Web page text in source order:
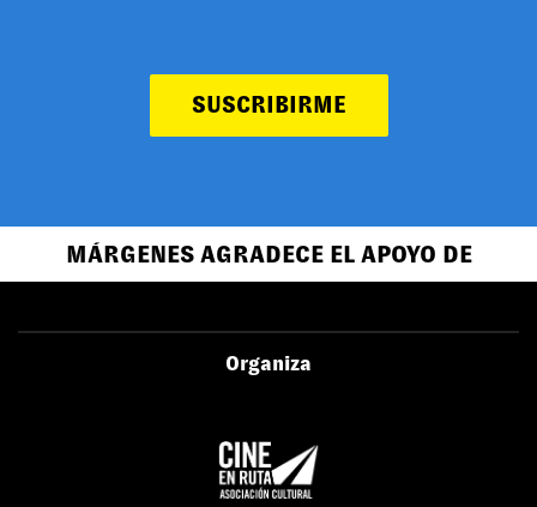
SUSCRIBIRME
MÁRGENES AGRADECE EL APOYO DE
Organiza